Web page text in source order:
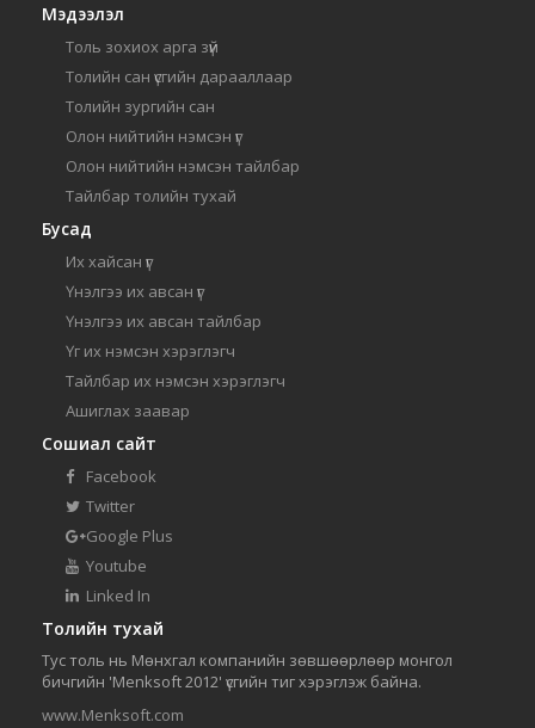
Мэдээлэл
Толь зохиох арга зүй
Толийн сан үсгийн дарааллаар
Толийн зургийн сан
Олон нийтийн нэмсэн үг
Олон нийтийн нэмсэн тайлбар
Тайлбар толийн тухай
Бусад
Их хайсан үг
Үнэлгээ их авсан үг
Үнэлгээ их авсан тайлбар
Үг их нэмсэн хэрэглэгч
Тайлбар их нэмсэн хэрэглэгч
Ашиглах заавар
Сошиал сайт
Facebook
Twitter
Google Plus
Youtube
Linked In
Толийн тухай
Тус толь нь Мөнхгал компанийн зөвшөөрлөөр монгол
бичгийн 'Menksoft 2012' үсгийн тиг хэрэглэж байна.
www.Menksoft.com